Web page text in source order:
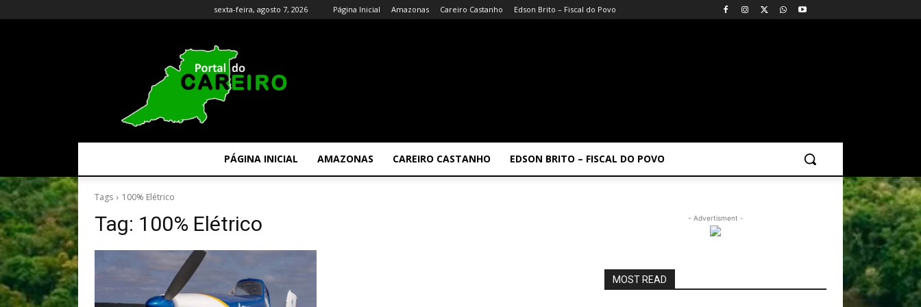
sexta-feira, agosto 7, 2026 Página Inicial Amazonas Careiro Castanho Edson Brito – Fiscal do Povo
PÁGINA INICIAL AMAZONAS CAREIRO CASTANHO EDSON BRITO – FISCAL DO POVO
Tags 100% Elétrico
Tag: 100% Elétrico - Advertisment -
MOST READ